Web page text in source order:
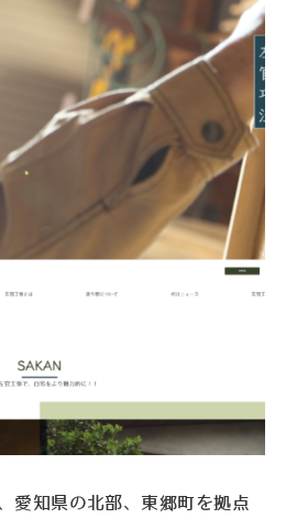
愛知県の北部、東郷町を拠点